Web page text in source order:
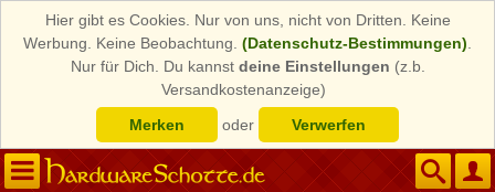
Hier gibt es Cookies. Nur von uns, nicht von Dritten. Keine
Werbung. Keine Beobachtung. (Datenschutz-Bestimmungen)
Nur für Dich. Du kannst deine Einstellungen (z.b.
Versandkostenanzeige)
Merken
oder Verwerfen